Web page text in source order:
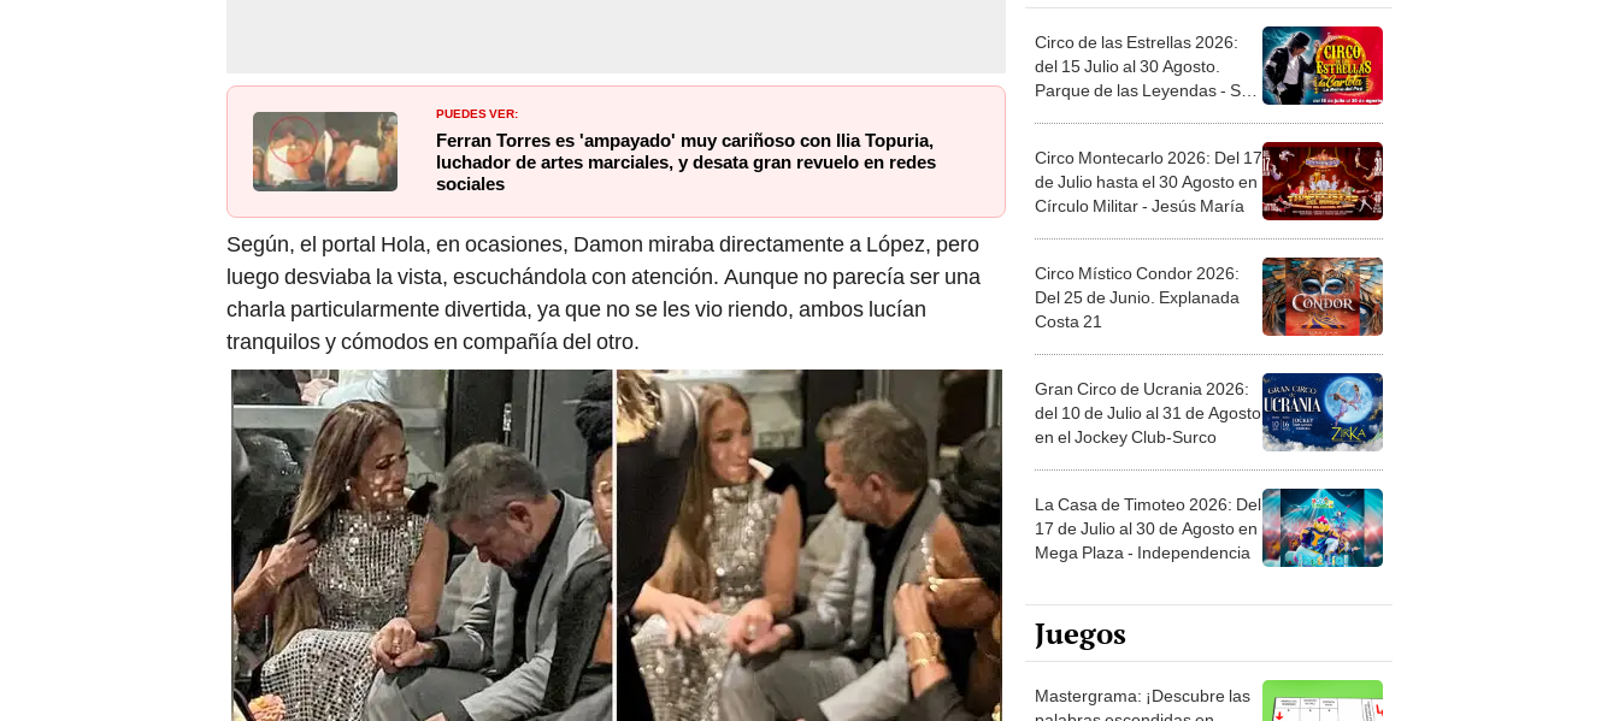
PUEDES VER:
Ferran Torres es 'ampayado' muy cariñoso con Ilia Topuria,
luchador de artes marciales, y desata gran revuelo en redes
sociales
Según, el portal Hola, en ocasiones, Damon miraba directamente a López, pero
luego desviaba la vista, escuchándola con atención. Aunque no parecía ser una
charla particularmente divertida, ya que no se les vio riendo, ambos lucían
tranquilos y cómodos en compañía del otro.
Circo de las Estrellas 2026:
del 15 Julio al 30 Agosto.
Parque de las Leyendas - San
Circo Montecarlo 2026: Del 17
de Julio hasta el 30 Agosto en
Círculo Militar - Jesús María
Circo Místico Condor 2026:
Del 25 de Junio. Explanada
Costa 21
Gran Circo de Ucrania 2026:
del 10 de Julio al 31 de Agosto
en el Jockey Club-Surco
La Casa de Timoteo 2026: Del
17 de Julio al 30 de Agosto en
Mega Plaza - Independencia
Juegos
Mastergrama: ¡Descubre las